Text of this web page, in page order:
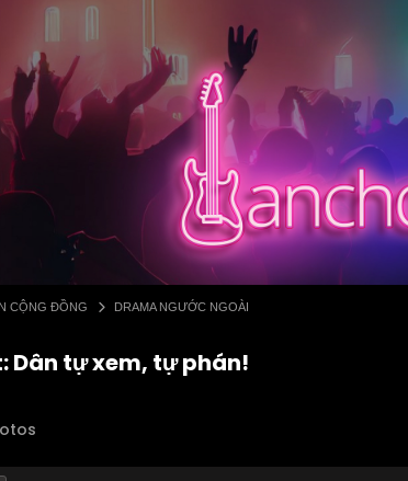
CỘNG ĐỒNG DRAMA NGƯỚC NGOÀI
Dân tự xem, tự phán!